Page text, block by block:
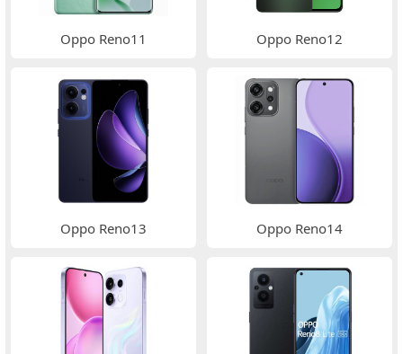
Oppo Reno11 Oppo Reno12
Oppo Reno13 Oppo Reno14